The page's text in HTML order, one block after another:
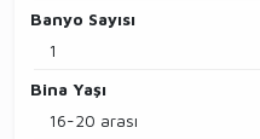
Banyo Sayısı
1
Bina Yaşı
16-20 arası